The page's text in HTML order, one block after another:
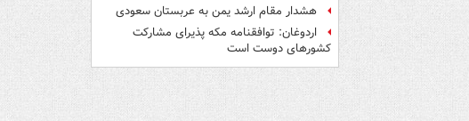
هشدار مقام ارشد یمن به عربستان سعودی
اردوغان: توافقنامه مکه پذیرای مشارکت
کشورهای دوست است